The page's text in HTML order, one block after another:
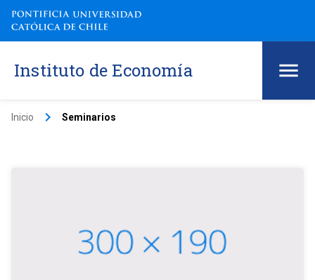
Instituto de Economía
Inicio keyboard_arrow_right Seminarios